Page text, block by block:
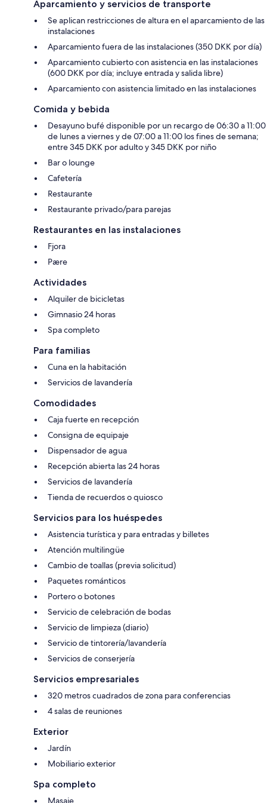
Aparcamiento y servicios de transporte
Se aplican restricciones de altura en el aparcamiento de las
instalaciones
Aparcamiento fuera de las instalaciones (350 DKK por día)
Aparcamiento cubierto con asistencia en las instalaciones
(600 DKK por día; incluye entrada y salida libre)
Aparcamiento con asistencia limitado en las instalaciones
Comida y bebida
Desayuno bufé disponible por un recargo de 06:30 a 11:00
de lunes a viernes y de 07:00 a 11:00 los fines de semana;
entre 345 DKK por adulto y 345 DKK por niño
Bar o lounge
Cafetería
Restaurante
Restaurante privado/para parejas
Restaurantes en las instalaciones
Fjora
Pære
Actividades
Alquiler de bicicletas
Gimnasio 24 horas
Spa completo
Para familias
Cuna en la habitación
Servicios de lavandería
Comodidades
Caja fuerte en recepción
Consigna de equipaje
Dispensador de agua
Recepción abierta las 24 horas
Servicios de lavandería
Tienda de recuerdos o quiosco
Servicios para los huéspedes
Asistencia turística y para entradas y billetes
Atención multilingüe
Cambio de toallas (previa solicitud)
Paquetes románticos
Portero o botones
Servicio de celebración de bodas
Servicio de limpieza (diario)
Servicio de tintorería/lavandería
Servicios de conserjería
Servicios empresariales
320 metros cuadrados de zona para conferencias
4 salas de reuniones
Exterior
Jardín
Mobiliario exterior
Spa completo
Masaje